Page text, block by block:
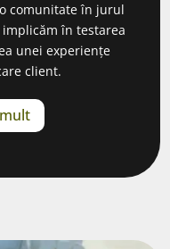
comunitate în jurul
în testarea
unei experiențe
client.